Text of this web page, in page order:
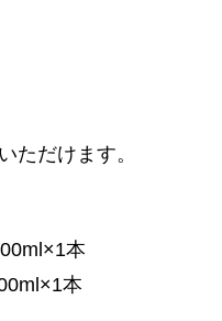
ただけます。
本
本